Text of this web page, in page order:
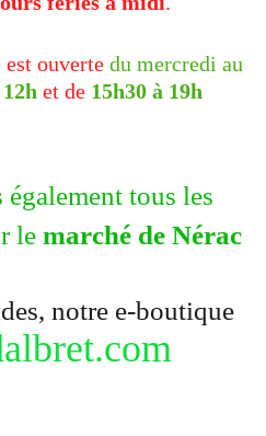
ouverte du mercredi au
et de 15h30 à 19h
tous les
le marché de Nérac
notre e-boutique